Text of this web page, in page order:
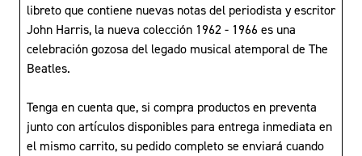
libreto que contiene nuevas notas del periodista y escritor
John Harris, la nueva colección 1962 - 1966 es una
celebración gozosa del legado musical atemporal de The
Beatles.
Tenga en cuenta que, si compra productos en preventa
junto con artículos disponibles para entrega inmediata en
el mismo carrito, su pedido completo se enviará cuando